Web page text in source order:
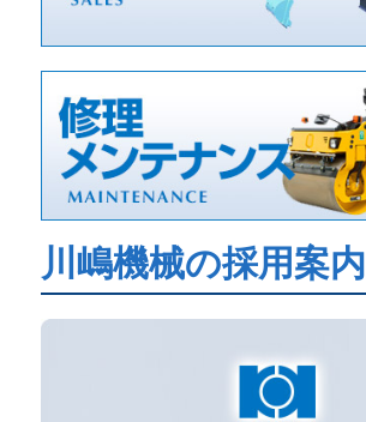
川嶋機械の採用案内